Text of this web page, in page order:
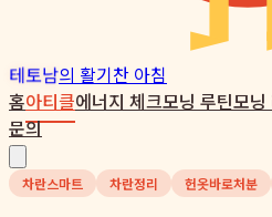
테토남의 활기찬 아침
홈아티클에너지 체크모닝 루틴모닝
문의
차란스마트 차란정리 헌옷바로처분